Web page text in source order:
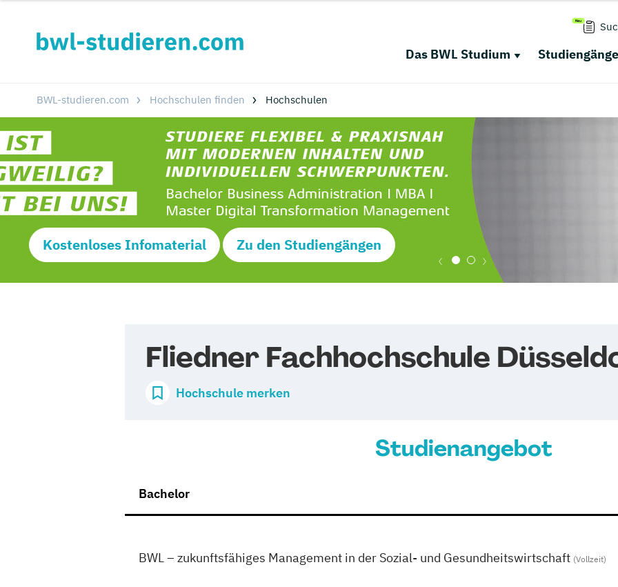
Das BWL Studium Studiengänge
BWL-studieren.com Hochschulen finden Hochschulen
Kostenloses Infomaterial Zu den Studiengängen
Fliedner Fachhochschule
Hochschule merken
Studienangebot
Bachelor
BWL – zukunftsfähiges Management in der Sozial- und Gesundheitswirtschaft (Vollzeit)